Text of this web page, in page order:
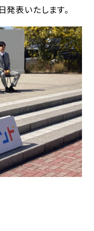
表いたします。